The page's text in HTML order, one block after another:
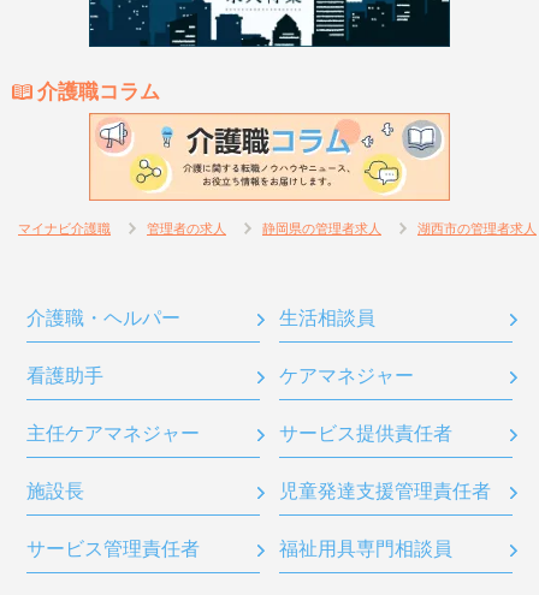
介護職コラム
マイナビ介護職 管理者の求人 静岡県の管理者求人 湖西市の管理者求人
介護職・ヘルパー 生活相談員
看護助手 ケアマネジャー
主任ケアマネジャー サービス提供責任者
施設長 児童発達支援管理責任者
サービス管理責任者 福祉用具専門相談員